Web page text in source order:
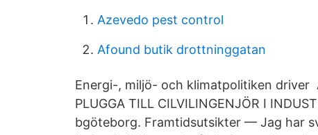
Azevedo pest control
Afound butik drottninggatan
Energi-, miljö- och klimatpolitiken driver
PLUGGA TILL CILVILINGENJÖR I
bgöteborg. Framtidsutsikter — Jag har